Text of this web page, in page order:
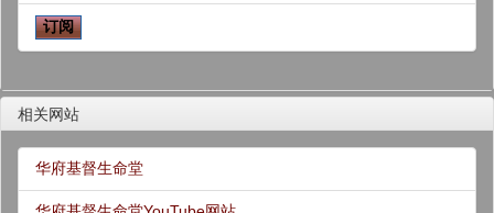
相关网站
华府基督生命堂